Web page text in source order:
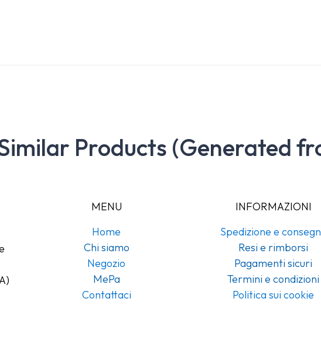
Products (Generated
MENU
Home
Chi siamo
Negozio
MePa
Contattaci
INFORMAZIONI
Spedizione e
Resi e rimborsi
Pagamenti sicuri
Termini e condizioni
Politica sui cookie